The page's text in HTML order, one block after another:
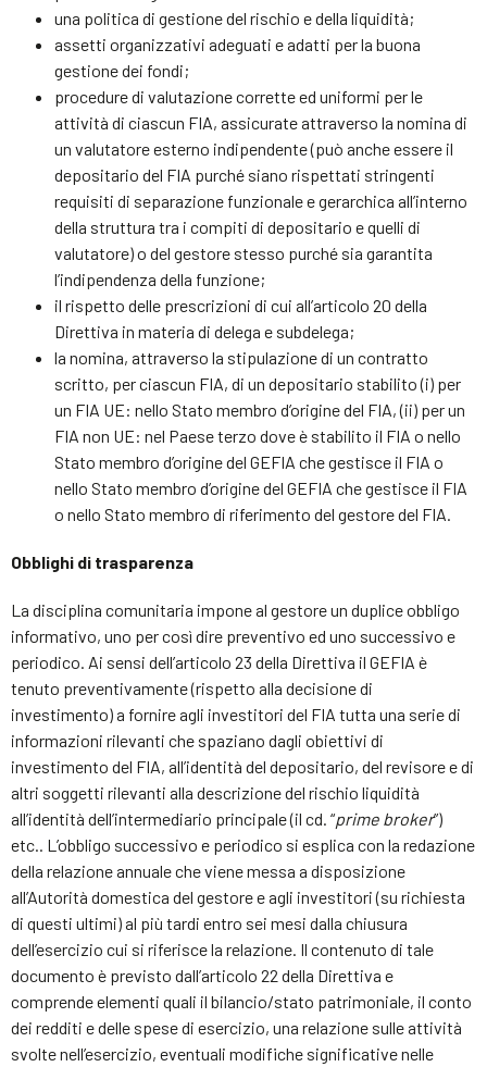
una politica di gestione del rischio e della liquidità;
assetti organizzativi adeguati e adatti per la buona
gestione dei fondi;
procedure di valutazione corrette ed uniformi per le
attività di ciascun FIA, assicurate attraverso la nomina di
un valutatore esterno indipendente (può anche essere il
depositario del FIA purché siano rispettati stringenti
requisiti di separazione funzionale e gerarchica all’interno
della struttura tra i compiti di depositario e quelli di
valutatore) o del gestore stesso purché sia garantita
l’indipendenza della funzione;
il rispetto delle prescrizioni di cui all’articolo 20 della
Direttiva in materia di delega e subdelega;
la nomina, attraverso la stipulazione di un contratto
scritto, per ciascun FIA, di un depositario stabilito (i) per
un FIA UE: nello Stato membro d’origine del FIA, (ii) per un
FIA non UE: nel Paese terzo dove è stabilito il FIA o nello
Stato membro d’origine del GEFIA che gestisce il FIA o
nello Stato membro d’origine del GEFIA che gestisce il FIA
o nello Stato membro di riferimento del gestore del FIA.
Obblighi di trasparenza
La disciplina comunitaria impone al gestore un duplice obbligo
informativo, uno per così dire preventivo ed uno successivo e
periodico. Ai sensi dell’articolo 23 della Direttiva il GEFIA è
tenuto preventivamente (rispetto alla decisione di
investimento) a fornire agli investitori del FIA tutta una serie di
informazioni rilevanti che spaziano dagli obiettivi di
investimento del FIA, all’identità del depositario, del revisore e di
altri soggetti rilevanti alla descrizione del rischio liquidità
all’identità dell’intermediario principale (il cd. “prime broker”)
etc.. L’obbligo successivo e periodico si esplica con la redazione
della relazione annuale che viene messa a disposizione
all’Autorità domestica del gestore e agli investitori (su richiesta
di questi ultimi) al più tardi entro sei mesi dalla chiusura
dell’esercizio cui si riferisce la relazione. Il contenuto di tale
documento è previsto dall’articolo 22 della Direttiva e
comprende elementi quali il bilancio/stato patrimoniale, il conto
dei redditi e delle spese di esercizio, una relazione sulle attività
svolte nell’esercizio, eventuali modifiche significative nelle